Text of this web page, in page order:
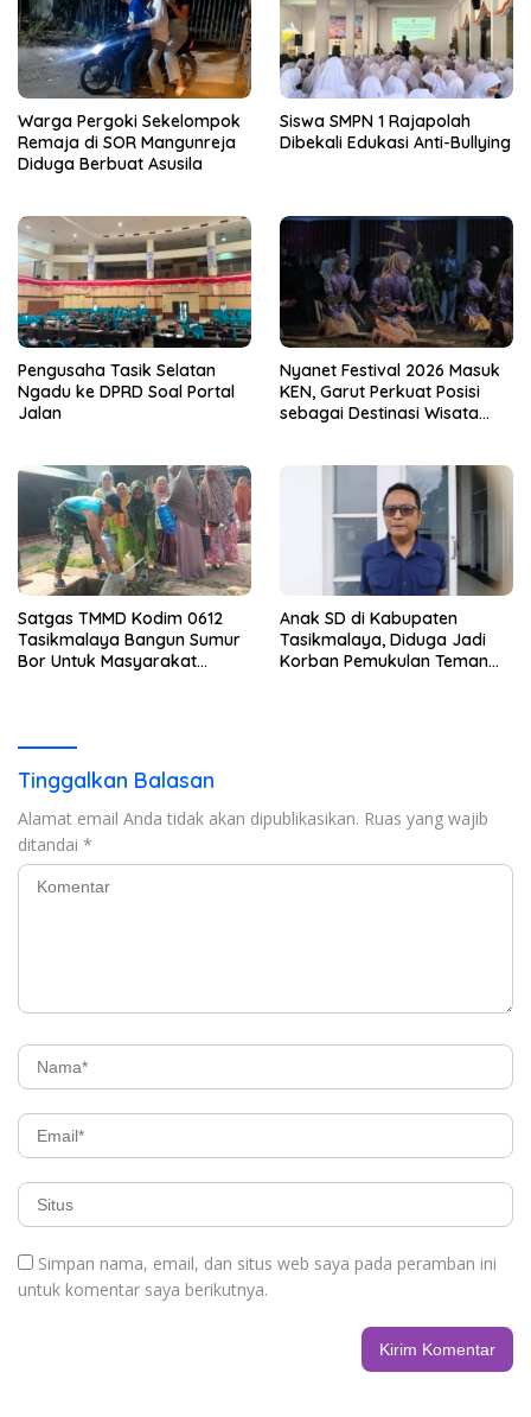
Warga Pergoki Sekelompok
Remaja di SOR Mangunreja
Diduga Berbuat Asusila
Siswa SMPN 1 Rajapolah
Dibekali Edukasi Anti-Bullying
Pengusaha Tasik Selatan
Ngadu ke DPRD Soal Portal
Jalan
Nyanet Festival 2026 Masuk
KEN, Garut Perkuat Posisi
sebagai Destinasi Wisata
Satgas TMMD Kodim 0612
Tasikmalaya Bangun Sumur
Bor Untuk Masyarakat
Anak SD di Kabupaten
Tasikmalaya, Diduga Jadi
Korban Pemukulan Teman
Tinggalkan Balasan
Alamat email Anda tidak akan dipublikasikan. Ruas yang wajib
ditandai *
Simpan nama, email, dan situs web saya pada peramban ini
untuk komentar saya berikutnya.